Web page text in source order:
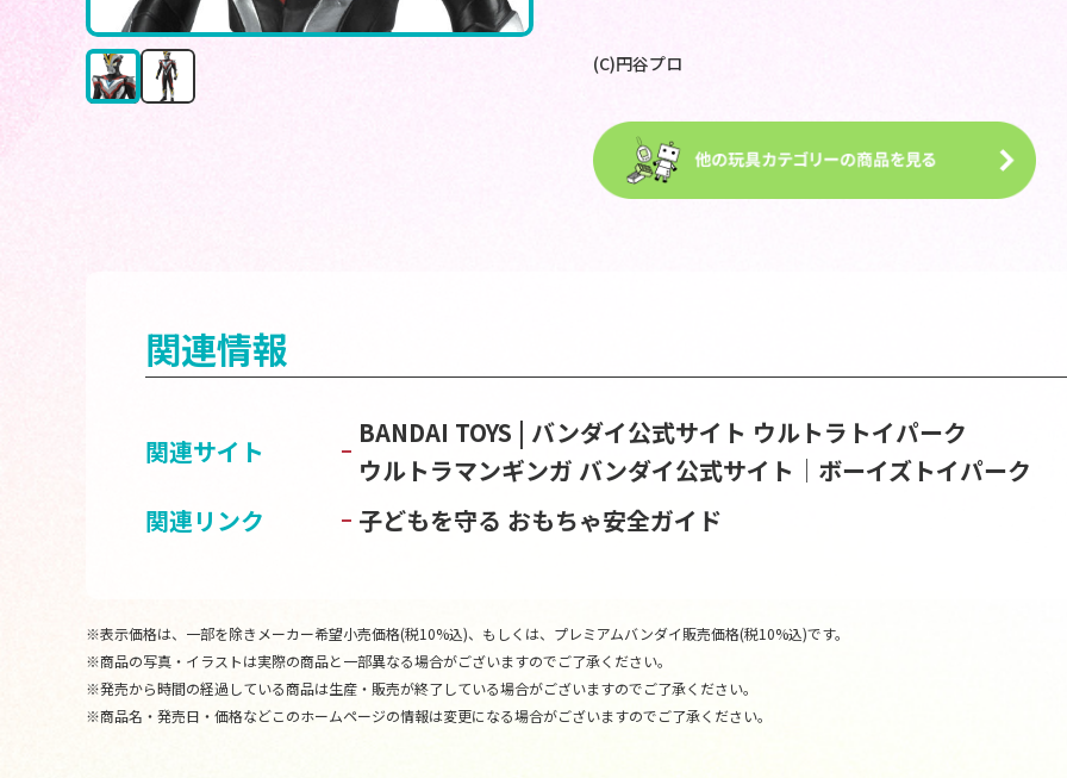
(C)円谷プロ
関連情報
関連サイト
BANDAI TOYS | バンダイ公式サイト ウルトラトイパーク
ウルトラマンギンガ バンダイ公式サイト│ボーイズトイパーク
関連リンク
子どもを守る おもちゃ安全ガイド
※表示価格は、一部を除きメーカー希望小売価格(税10%込)、もしくは、プレミアムバンダイ販売価格(税10%込)です。
※商品の写真・イラストは実際の商品と一部異なる場合がございますのでご了承ください。
※発売から時間の経過している商品は生産・販売が終了している場合がございますのでご了承ください。
※商品名・発売日・価格などこのホームページの情報は変更になる場合がございますのでご了承ください。